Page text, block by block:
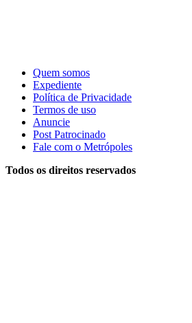
Quem somos
Expediente
Política de Privacidade
Termos de uso
Anuncie
Post Patrocinado
Fale com o Metrópoles
Todos os direitos reservados